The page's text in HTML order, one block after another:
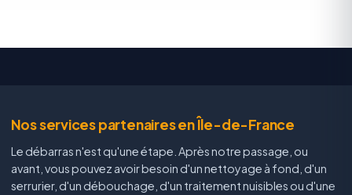
Nos services partenaires en Île-de-France
Le débarras n'est qu'une étape. Après notre passage, ou
avant, vous pouvez avoir besoin d'un nettoyage à fond, d'un
serrurier, d'un débouchage, d'un traitement nuisibles ou d'une